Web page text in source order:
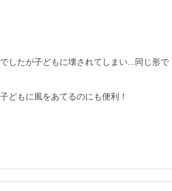
したが子どもに壊されてしまい...同じ形で
どもに風をあてるのにも便利！